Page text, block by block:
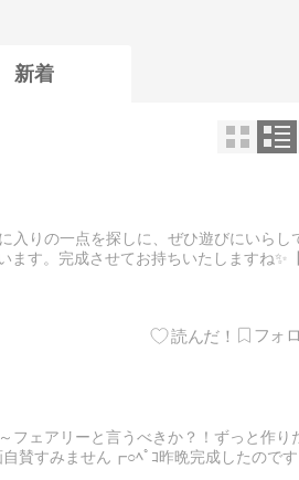
新着
入りの一点を探しに、ぜひ遊びにいらし
す。完成させてお持ちいたしますね✨️【
フェアリーと言うべきか？！ずっと作り
賛すみません┏○ﾍﾟｺ昨晩完成したのです